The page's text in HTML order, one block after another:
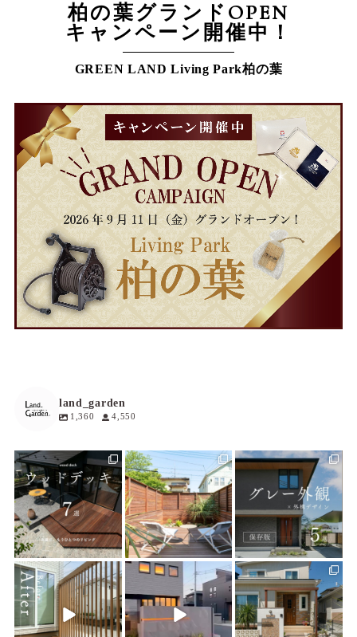
柏の葉グランドOPEN
キャンペーン開催中！
GREEN LAND Living Park柏の葉
land_garden
1,360 4,550
land_garden
6 0
land_garden
17 0
land_garden
18 0
land_garden
21 0
land_garden
0
land_garden
24 0